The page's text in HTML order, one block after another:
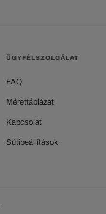
ÜGYFÉLSZOLGÁLAT
FAQ
Mérettáblázat
Kapcsolat
Sütibeállítások